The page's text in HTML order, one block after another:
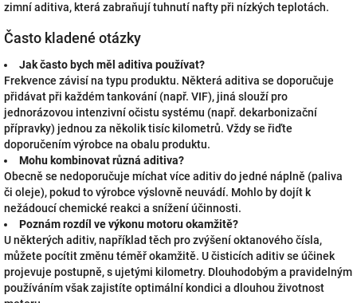
zimní aditiva, která zabraňují tuhnutí nafty při nízkých teplotách.
Často kladené otázky
Jak často bych měl aditiva používat?
Frekvence závisí na typu produktu. Některá aditiva se doporučuje
přidávat při každém tankování (např. VIF), jiná slouží pro
jednorázovou intenzivní očistu systému (např. dekarbonizační
přípravky) jednou za několik tisíc kilometrů. Vždy se řiďte
doporučením výrobce na obalu produktu.
Mohu kombinovat různá aditiva?
Obecně se nedoporučuje míchat více aditiv do jedné náplně (paliva
či oleje), pokud to výrobce výslovně neuvádí. Mohlo by dojít k
nežádoucí chemické reakci a snížení účinnosti.
Poznám rozdíl ve výkonu motoru okamžitě?
U některých aditiv, například těch pro zvýšení oktanového čísla,
můžete pocítit změnu téměř okamžitě. U čisticích aditiv se účinek
projevuje postupně, s ujetými kilometry. Dlouhodobým a pravidelným
používáním však zajistíte optimální kondici a dlouhou životnost